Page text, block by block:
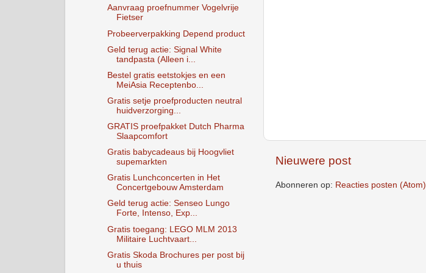
Nieuwere post
Abonneren op: Reacties posten (Atom)
Aanvraag proefnummer Vogelvrije
Fietser
Probeerverpakking Depend product
Geld terug actie: Signal White
tandpasta (Alleen i...
Bestel gratis eetstokjes en een
MeiAsia Receptenbo...
Gratis setje proefproducten neutral
huidverzorging...
GRATIS proefpakket Dutch Pharma
Slaapcomfort
Gratis babycadeaus bij Hoogvliet
supemarkten
Gratis Lunchconcerten in Het
Concertgebouw Amsterdam
Geld terug actie: Senseo Lungo
Forte, Intenso, Exp...
Gratis toegang: LEGO MLM 2013
Militaire Luchtvaart...
Gratis Skoda Brochures per post bij
u thuis